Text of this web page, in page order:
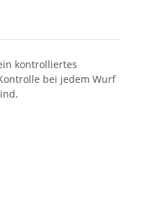
kontrolliertes
bei jedem Wurf